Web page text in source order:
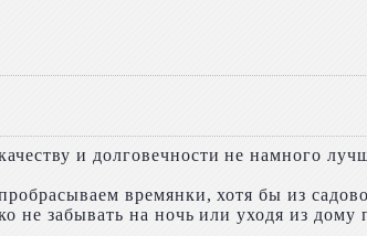
и долговечности не намного
времянки, хотя бы из
забывать на ночь или уходя из дому